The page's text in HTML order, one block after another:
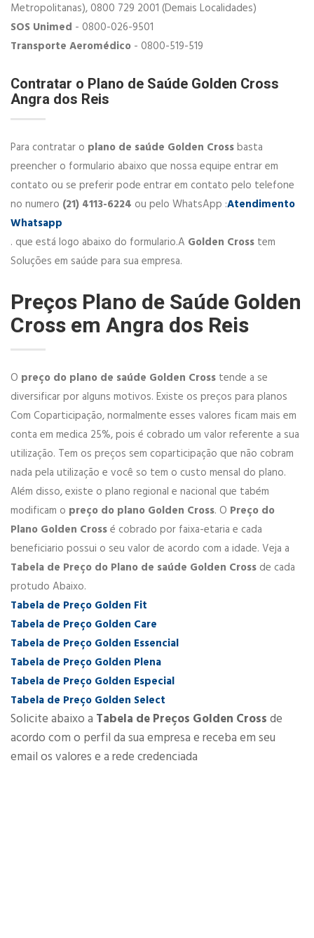
Metropolitanas), 0800 729 2001​ (Demais Localidades)
SOS Unimed - 0800-026-9501
Transporte Aeromédico - 0800-519-519
Contratar o Plano de Saúde Golden Cross
Angra dos Reis
Para contratar o plano de saúde Golden Crossbasta
preencher o formulario abaixo que nossa equipe entrar em
contato ou se preferir pode entrar em contato pelo telefone
no numero (21) 4113-6224 ou pelo WhatsApp :Atendimento
Whatsapp
. que está logo abaixo do formulario.A Golden Cross tem
Soluções em saúde para sua empresa.
Preços Plano de Saúde Golden
Cross em Angra dos Reis
O preço do plano de saúde Golden Cross tende a se
diversificar por alguns motivos. Existe os preços para planos
Com Coparticipação, normalmente esses valores ficam mais em
conta em medica 25%, pois é cobrado um valor referente a sua
utilização. Tem os preços sem coparticipação que não cobram
nada pela utilização e você so tem o custo mensal do plano.
Além disso, existe o plano regional e nacional que tabém
modificam o preço do plano Golden Cross. O Preço do
Plano Golden Crossé cobrado por faixa-etaria e cada
beneficiario possui o seu valor de acordo com a idade. Veja a
Tabela de Preço do Plano de saúde Golden Cross de cada
protudo Abaixo.
Tabela de Preço Golden Fit
Tabela de Preço Golden Care
Tabela de Preço Golden Essencial
Tabela de Preço Golden Plena
Tabela de Preço Golden Especial
Tabela de Preço Golden Select
Solicite abaixo a Tabela de Preços Golden Cross de
acordo com o perfil da sua empresa e receba em seu
email os valores e a rede credenciada